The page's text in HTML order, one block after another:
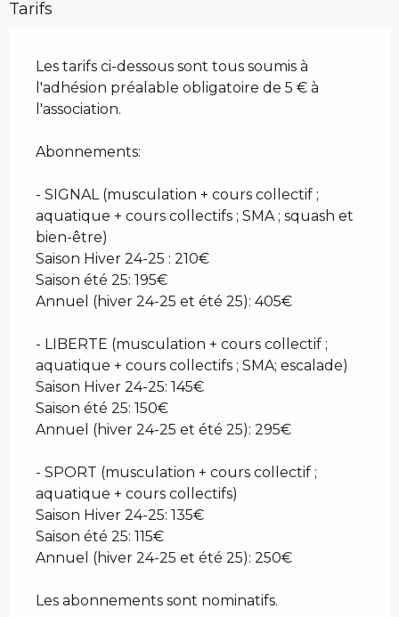
Tarifs
Les tarifs ci-dessous sont tous soumis à
l'adhésion préalable obligatoire de 5 € à
l'association.
Abonnements:
- SIGNAL (musculation + cours collectif ;
aquatique + cours collectifs ; SMA ; squash et
bien-être)
Saison Hiver 24-25 : 210€
Saison été 25: 195€
Annuel (hiver 24-25 et été 25): 405€
- LIBERTE (musculation + cours collectif ;
aquatique + cours collectifs ; SMA; escalade)
Saison Hiver 24-25: 145€
Saison été 25: 150€
Annuel (hiver 24-25 et été 25): 295€
- SPORT (musculation + cours collectif ;
aquatique + cours collectifs)
Saison Hiver 24-25: 135€
Saison été 25: 115€
Annuel (hiver 24-25 et été 25): 250€
Les abonnements sont nominatifs.